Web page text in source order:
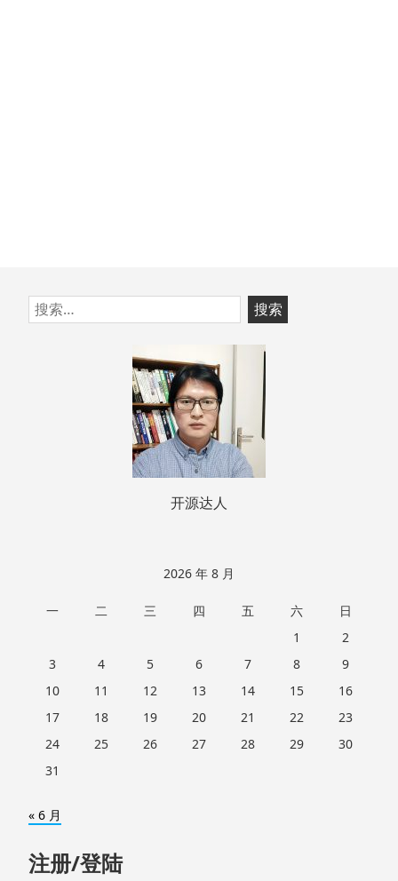
跳
至
搜
索：
开源达人
2026 年 8 月
一 二 三 四 五 六
日
1
2
3
4 5 6 7 8
9
10
11 12 13 14 15
16
17
18 19 20 21 22
23
24
25 26 27 28 29
30
31
« 6 月
注册/登陆